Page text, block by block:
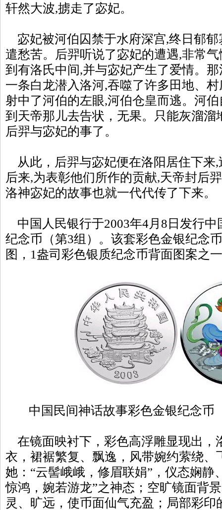
轩然大波,掳走了宓妃。
宓妃被河伯囚禁于水府深宫,终日郁
遣愁苦。后羿听说了宓妃的遭遇,非常
到有洛氏中间,并与宓妃产生了爱情。
一条白龙潜入洛河,吞噬了许多田地、
射中了河伯的左眼,河伯仓皇而逃。河
到天帝那儿去告状，无果。只能灰溜溜
后羿与宓妃的事了。
从此，后羿与宓妃便在洛阳居住下来
后来,为表彰他们所作的贡献,天帝封后
洛神宓妃的故事也就一代代传了下来。
中国人民银行于2003年4月8日发行中
纪念币（第3组）。该套彩色金银纪念
图，1盎司彩色银质纪念币背面图案之
中国民间神话故事彩色金银纪念币
在镜面映衬下，彩色高浮雕显现出，
衣，裙裾繁复、飘逸，风带婉约萦绕、
她：“云髻峨峨，修眉联娟”，仪态娴静
惊鸿，婉若游龙”之神态；空旷镜面背
灵、旷远，使币面仙气充盈；局部彩